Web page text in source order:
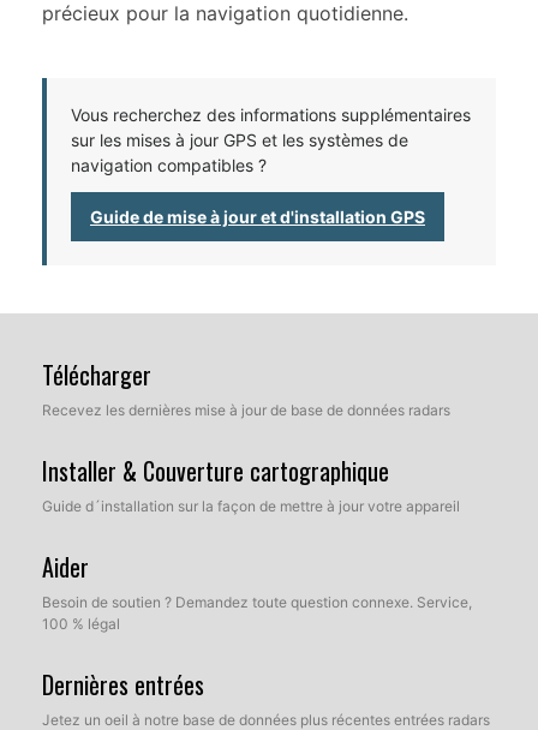
précieux pour la navigation quotidienne.
Vous recherchez des informations supplémentaires
sur les mises à jour GPS et les systèmes de
navigation compatibles ?
Guide de mise à jour et d'installation GPS
Télécharger
Recevez les dernières mise à jour de base de données radars
Installer & Couverture cartographique
Guide d´installation sur la façon de mettre à jour votre appareil
Aider
Besoin de soutien ? Demandez toute question connexe. Service,
100 % légal
Dernières entrées
Jetez un oeil à notre base de données plus récentes entrées radars